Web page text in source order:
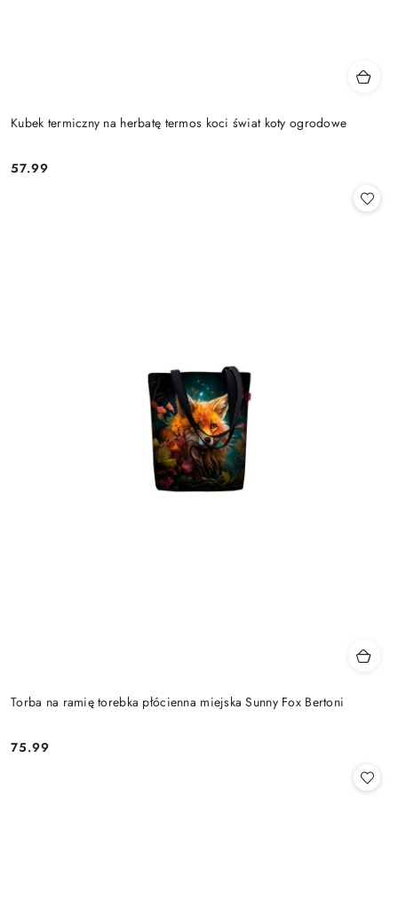
Kubek termiczny na herbatę termos koci świat koty ogrodowe
Cena:
57.99
Torba na ramię torebka płócienna miejska Sunny Fox Bertoni
Cena:
75.99